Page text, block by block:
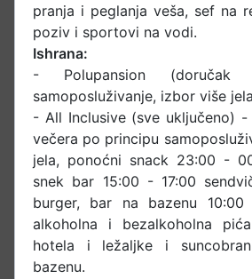
pranja i peglanja veša, sef na
poziv i sportovi na vodi.
Ishrana:
- Polupansion
samoposluživanje, izbor više
- All Inclusive (sve uključeno)
večera po principu
jela, ponoćni snack 23:00 -
snek bar 15:00 - 17:00
burger, bar na bazenu
alkoholna i bezalkoholna
hotela i ležaljke i
bazenu.